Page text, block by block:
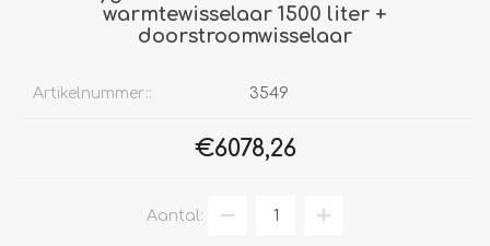
warmtewisselaar 1500 liter +
doorstroomwisselaar
Artikelnummer:: 3549
€6078,26
Aantal: